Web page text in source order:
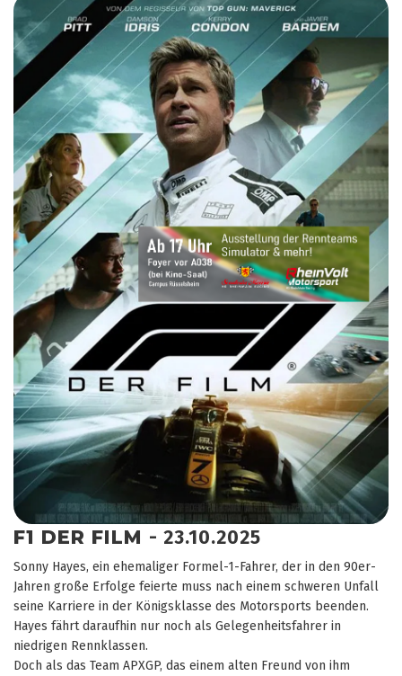
F1 DER FILM - 23.10.2025
Sonny Hayes, ein ehemaliger Formel-1-Fahrer, der in den 90er-
Jahren große Erfolge feierte muss nach einem schweren Unfall
seine Karriere in der Königsklasse des Motorsports beenden.
Hayes fährt daraufhin nur noch als Gelegenheitsfahrer in
niedrigen Rennklassen.
Doch als das Team APXGP, das einem alten Freund von ihm